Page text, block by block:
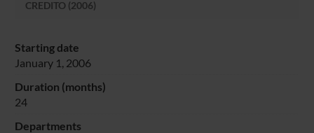
CREDITO (2006)
Starting date
January 1, 2006
Duration (months)
24
Departments